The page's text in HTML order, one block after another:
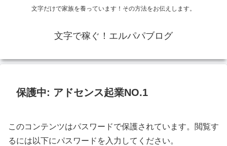
文字だけで家族を養っています！その方法をお伝えします。
文字で稼ぐ！エルパパブログ
保護中: アドセンス起業NO.1
このコンテンツはパスワードで保護されています。閲覧す
るには以下にパスワードを入力してください。